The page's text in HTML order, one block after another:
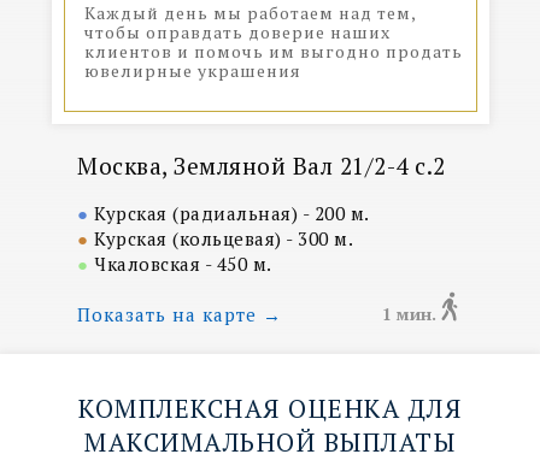
Каждый день мы работаем над тем,
чтобы оправдать доверие наших
клиентов и помочь им выгодно продать
ювелирные украшения
● Курская (радиальная) - 200 м.
● Курская (кольцевая) - 300 м.
● Чкаловская - 450 м.
Показать на карте →
Москва, Земляной Вал 21/2-4 с.2
1 мин.
КОМПЛЕКСНАЯ ОЦЕНКА ДЛЯ
МАКСИМАЛЬНОЙ ВЫПЛАТЫ